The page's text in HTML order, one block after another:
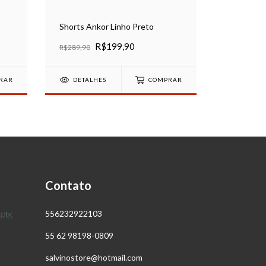
Shorts Ankor Linho Preto
R$289,90 R$199,90
DETALHES COMPRAR
Contato
556232922103
55 62 98198-0809
salvinostore@hotmail.com